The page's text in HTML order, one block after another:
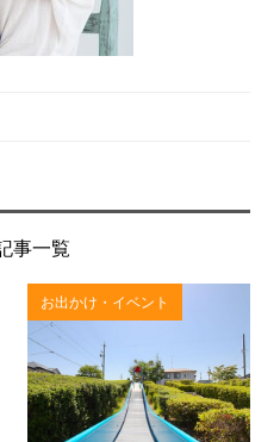
事一覧
お出かけ・イベント